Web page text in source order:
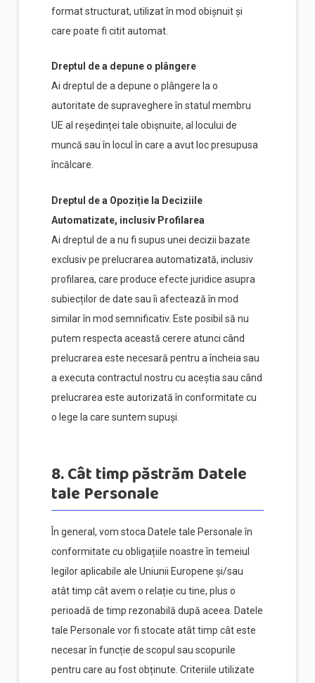
format structurat, utilizat în mod obișnuit și
care poate fi citit automat.
Dreptul de a depune o plângere
Ai dreptul de a depune o plângere la o
autoritate de supraveghere în statul membru
UE al reședinței tale obișnuite, al locului de
muncă sau în locul în care a avut loc presupusa
încălcare.
Dreptul de a Opoziție la Deciziile
Automatizate, inclusiv Profilarea
Ai dreptul de a nu fi supus unei decizii bazate
exclusiv pe prelucrarea automatizată, inclusiv
profilarea, care produce efecte juridice asupra
subiecților de date sau îi afectează în mod
similar în mod semnificativ. Este posibil să nu
putem respecta această cerere atunci când
prelucrarea este necesară pentru a încheia sau
a executa contractul nostru cu aceștia sau când
prelucrarea este autorizată în conformitate cu
o lege la care suntem supuși.
8. Cât timp păstrăm Datele
tale Personale
În general, vom stoca Datele tale Personale în
conformitate cu obligațiile noastre în temeiul
legilor aplicabile ale Uniunii Europene și/sau
atât timp cât avem o relație cu tine, plus o
perioadă de timp rezonabilă după aceea. Datele
tale Personale vor fi stocate atât timp cât este
necesar în funcție de scopul sau scopurile
pentru care au fost obținute. Criteriile utilizate